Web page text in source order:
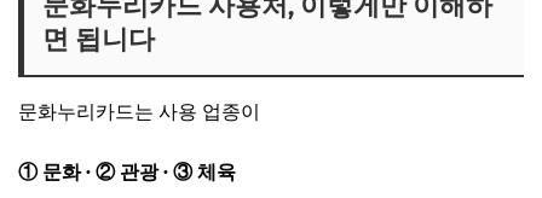
면 됩니다
문화누리카드는 사용 업종이
① 문화 · ② 관광 · ③ 체육